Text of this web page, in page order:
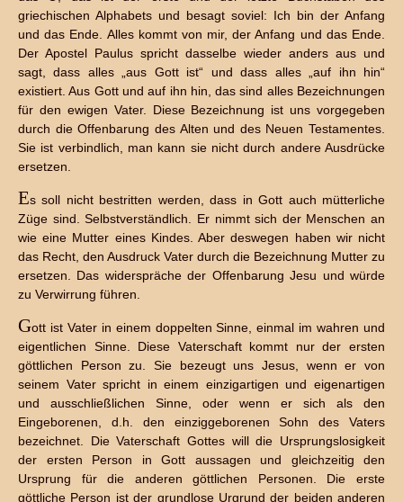
griechischen Alphabets und besagt soviel: Ich bin der Anfang
und das Ende. Alles kommt von mir, der Anfang und das Ende.
Der Apostel Paulus spricht dasselbe wieder anders aus und
sagt, dass alles „aus Gott ist“ und dass alles „auf ihn hin“
existiert. Aus Gott und auf ihn hin, das sind alles Bezeichnungen
für den ewigen Vater. Diese Bezeichnung ist uns vorgegeben
durch die Offenbarung des Alten und des Neuen Testamentes.
Sie ist verbindlich, man kann sie nicht durch andere Ausdrücke
ersetzen.
Es soll nicht bestritten werden, dass in Gott auch mütterliche
Züge sind. Selbstverständlich. Er nimmt sich der Menschen an
wie eine Mutter eines Kindes. Aber deswegen haben wir nicht
das Recht, den Ausdruck Vater durch die Bezeichnung Mutter zu
ersetzen. Das widerspräche der Offenbarung Jesu und würde
zu Verwirrung führen.
Gott ist Vater in einem doppelten Sinne, einmal im wahren und
eigentlichen Sinne. Diese Vaterschaft kommt nur der ersten
göttlichen Person zu. Sie bezeugt uns Jesus, wenn er von
seinem Vater spricht in einem einzigartigen und eigenartigen
und ausschließlichen Sinne, oder wenn er sich als den
Eingeborenen, d.h. den einziggeborenen Sohn des Vaters
bezeichnet. Die Vaterschaft Gottes will die Ursprungslosigkeit
der ersten Person in Gott aussagen und gleichzeitig den
Ursprung für die anderen göttlichen Personen. Die erste
göttliche Person ist der grundlose Urgrund der beiden anderen